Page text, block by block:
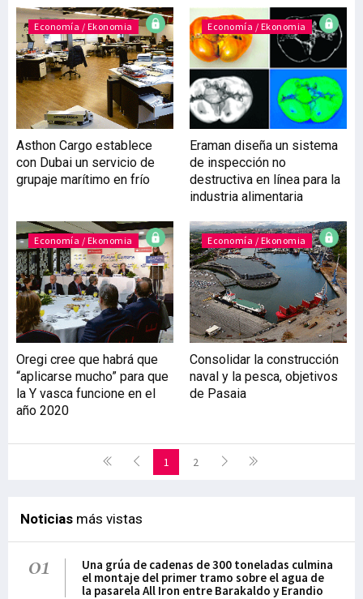
Parcial Nuevo programas
Entre los últimos servicios
puestos en marcha
Economía / Ekonomia
Asthon Cargo establece
con Dubai un servicio de
grupaje marítimo en frío
Economía / Ekonomia
Eraman diseña un sistema
de inspección no
destructiva en línea para la
industria alimentaria
Economía / Ekonomia
Oregi cree que habrá que
“aplicarse mucho” para que
la Y vasca funcione en el
año 2020
Economía / Ekonomia
Consolidar la construcción
naval y la pesca, objetivos
de Pasaia
1 2
Noticias más vistas
01
Una grúa de cadenas de 300 toneladas culmina
el montaje del primer tramo sobre el agua de
la pasarela All Iron entre Barakaldo y Erandio